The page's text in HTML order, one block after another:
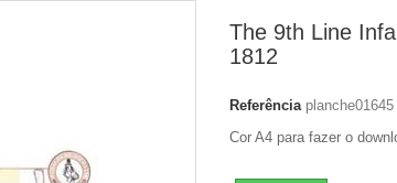
The 9th Line
1812
Referência planche01645
Cor A4 para fazer o